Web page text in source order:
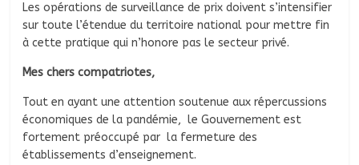
Les opérations de surveillance de prix doivent s’intensifier
sur toute l’étendue du territoire national pour mettre fin
à cette pratique qui n’honore pas le secteur privé.
Mes chers compatriotes,
Tout en ayant une attention soutenue aux répercussions
économiques de la pandémie, le Gouvernement est
fortement préoccupé par la fermeture des
établissements d’enseignement.